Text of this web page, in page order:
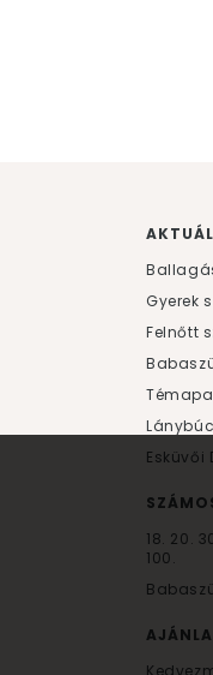
Gyerek
Felnőtt
Esküvői
18. 20.
100.